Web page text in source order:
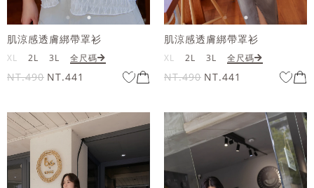
肌涼感透膚綁帶罩衫
XL 2L 3L 全尺碼
NT.490 NT.441
肌涼感透膚綁帶罩衫
XL 2L 3L 全尺碼
NT.490 NT.441